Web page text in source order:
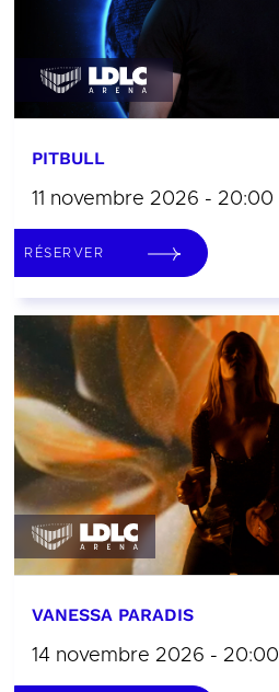
PITBULL
11 novembre 2026 - 20:00
RÉSERVER
VANESSA PARADIS
14 novembre 2026 - 20:00